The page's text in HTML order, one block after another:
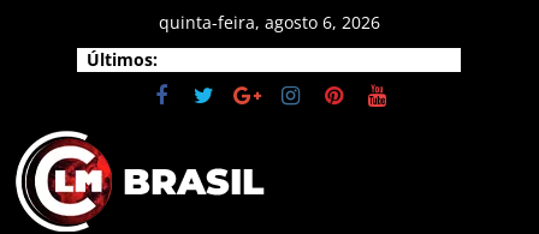
quinta-feira, agosto 6, 2026
Últimos:
CLM